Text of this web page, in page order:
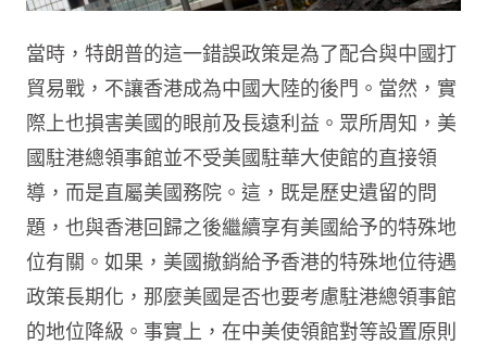
當時，特朗普的這一錯誤政策是為了配合與中國打
貿易戰，不讓香港成為中國大陸的後門。當然，實
際上也損害美國的眼前及長遠利益。眾所周知，美
國駐港總領事館並不受美國駐華大使館的直接領
導，而是直屬美國務院。這，既是歷史遺留的問
題，也與香港回歸之後繼續享有美國給予的特殊地
位有關。如果，美國撤銷給予香港的特殊地位待遇
政策長期化，那麼美國是否也要考慮駐港總領事館
的地位降級。事實上，在中美使領館對等設置原則